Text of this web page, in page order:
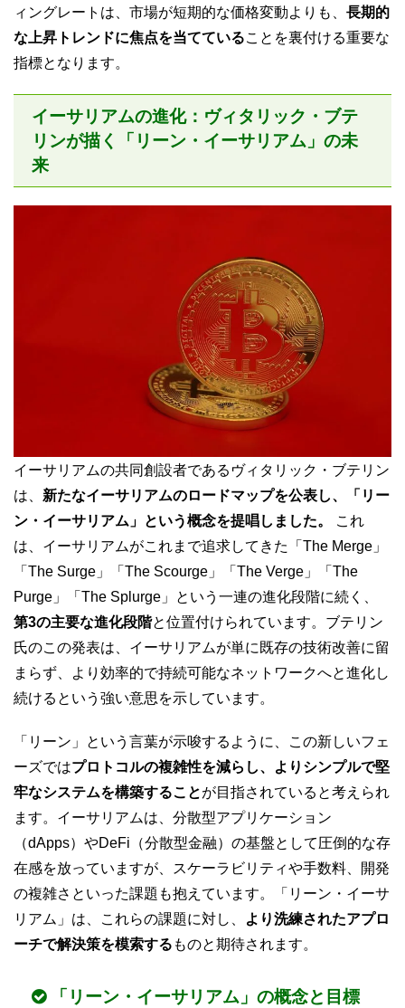
ィングレートは、市場が短期的な価格変動よりも、 長期的
な上昇トレンドに焦点を当てていることを裏付ける重要な
指標となります。
イーサリアムの進化：ヴィタリック・ブテ
リンが描く「リーン・イーサリアム」の未
来
イーサリアムの共同創設者であるヴィタリック・ブテリン
は、 新たなイーサリアムのロードマップを公表し、「リー
ン・イーサリアム」という概念を提唱しました。
これ
は、イーサリアムがこれまで追求してきた「The Merge」
「The Surge」「The Scourge」「The Verge」「The
Purge」「The Splurge」という一連の進化段階に続く、
第3の主要な進化段階と位置付けられています。ブテリン
氏のこの発表は、イーサリアムが単に既存の技術改善に留
まらず、より効率的で持続可能なネットワークへと進化し
続けるという強い意思を示しています。
「リーン」という言葉が示唆するように、この新しいフェ
ーズではプロトコルの複雑性を減らし、よりシンプルで堅
牢なシステムを構築することが目指されていると考えられ
ます。イーサリアムは、分散型アプリケーション
（dApps）やDeFi（分散型金融）の基盤として圧倒的な存
在感を放っていますが、スケーラビリティや手数料、開発
の複雑さといった課題も抱えています。「リーン・イーサ
リアム」は、これらの課題に対し、
より洗練されたアプロ
ーチで解決策を模索する ものと期待されます。
「リーン・イーサリアム」の概念と目標